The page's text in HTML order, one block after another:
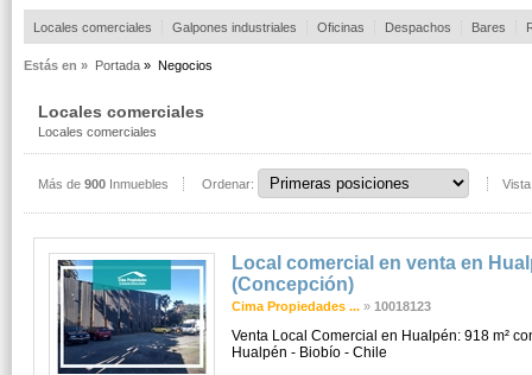
Locales comerciales Galpones industriales Oficinas Despachos Bares
Estás en » Portada » Negocios
Locales comerciales
Locales comerciales
Más de 900 Inmuebles Ordenar:
Local comercial en venta en
(Concepción)
Cima Propiedades ... » 10018123
Venta Local Comercial en Hualpén: 918 m²
Hualpén - Biobío - Chile